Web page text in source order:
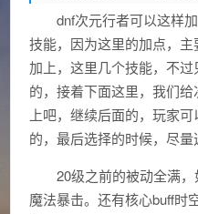
dnf次元行者可以这样
技能，因为这里的加点，
加上，这里几个技能，不
的，接着下面这里，我们
上吧，继续后面的，玩家
的，最后选择的时候，尽量
20级之前的被动全满
魔法暴击。还有核心buff时